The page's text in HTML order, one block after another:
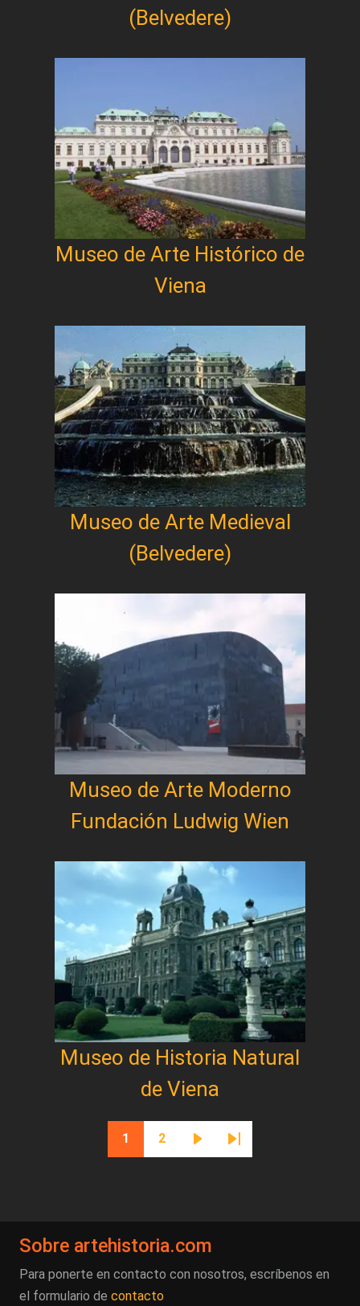
(Belvedere)
Museo de Arte Histórico de
Viena
Museo de Arte Medieval
(Belvedere)
Museo de Arte Moderno
Fundación Ludwig Wien
Museo de Historia Natural
de Viena
Página actual
1
Página
2
Siguiente página
Última página
Sobre artehistoria.com
Para ponerte en contacto con nosotros, escríbenos en
el formulario de contacto